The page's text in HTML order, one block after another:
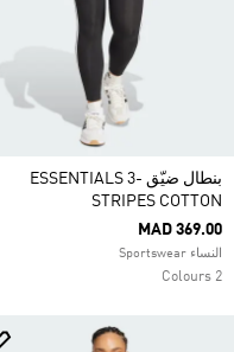
بنطال ضيّق ESSENTIALS 3-
STRIPES COTTON
MAD 369.00
النساء Sportswear
2 Colours